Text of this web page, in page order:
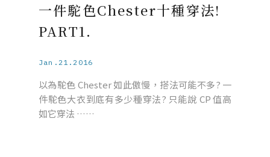
一件駝色Chester十種穿法!
PART1.
Jan.21.2016
以為駝色 Chester 如此傲慢，搭法可能不多? 一
件駝色大衣到底有多少種穿法? 只能說 CP 值高
如它穿法 ……